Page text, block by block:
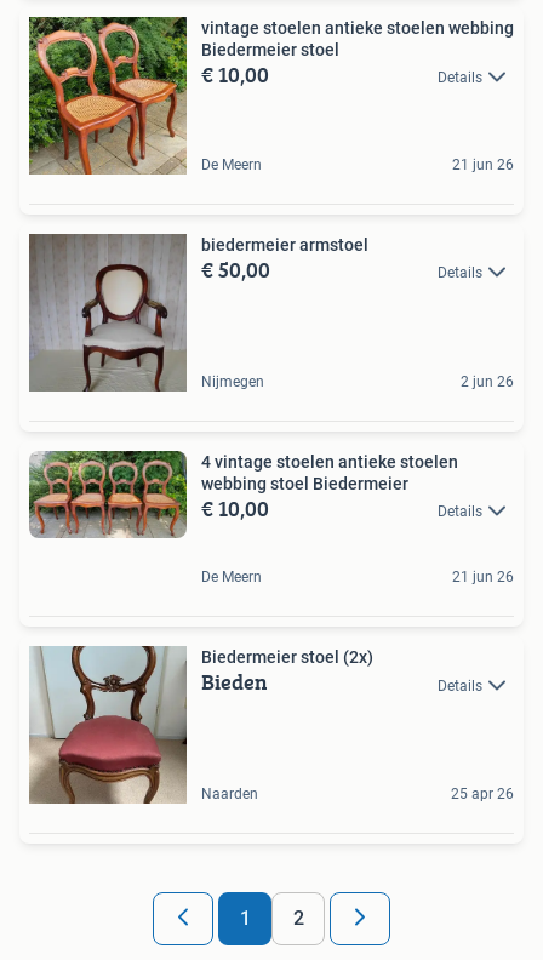
vintage stoelen antieke stoelen webbing
Biedermeier stoel
€ 10,00 Details
De Meern 21 jun 26
biedermeier armstoel
€ 50,00 Details
Nijmegen 2 jun 26
4 vintage stoelen antieke stoelen
webbing stoel Biedermeier
€ 10,00 Details
De Meern 21 jun 26
Biedermeier stoel (2x)
Bieden Details
Naarden 25 apr 26
1 2